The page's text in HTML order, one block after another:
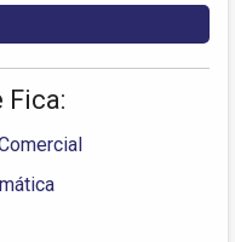
Fica: